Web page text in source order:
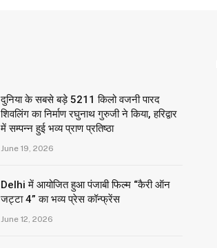
दुनिया के सबसे बड़े 5211 किलो वजनी पारद
शिवलिंग का निर्माण रघुनाथ गुरुजी ने किया, हरिद्वार
में सम्पन्न हुई भव्य प्राण प्रतिष्ठा
June 19, 2026
Delhi में आयोजित हुआ पंजाबी फिल्म “कैरी ऑन
जट्टा 4” का भव्य प्रेस कॉन्फ्रेंस
June 12, 2026